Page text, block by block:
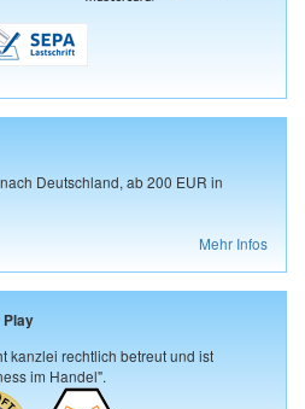
Deutschland, ab 200 EUR in
Mehr Infos
Play
kanzlei rechtlich betreut und ist
im Handel".